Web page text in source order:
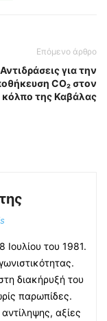
Επόμενο άρθρο
για την
CO₂ στον
κόλπο της Καβάλας
του 1981.
διακήρυξή του
παρωπίδες.
αξίες